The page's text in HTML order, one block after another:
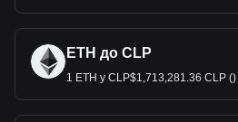
ETH до CLP
1 ETH у CLP$1,713,281.36 CLP ()